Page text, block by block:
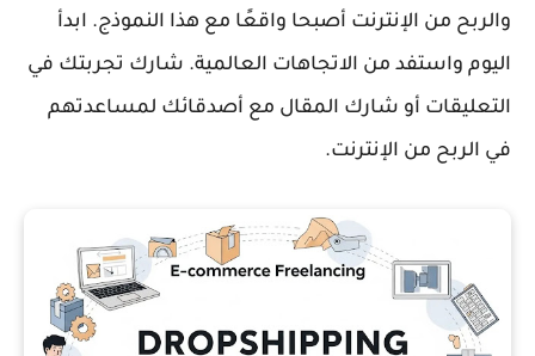
والربح من الإنترنت أصبحا واقعًا مع هذا النموذج. ابدأ
اليوم واستفد من الاتجاهات العالمية. شارك تجربتك في
التعليقات أو شارك المقال مع أصدقائك لمساعدتهم
في الربح من الإنترنت.